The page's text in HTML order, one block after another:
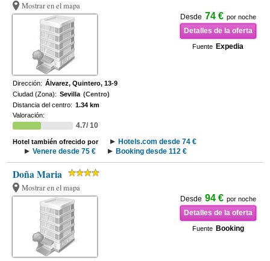
Mostrar en el mapa
Desde 74 € por noche
Detalles de la oferta
Fuente Expedia
Dirección: Álvarez, Quintero, 13-9
Ciudad (Zona): Sevilla (Centro)
Distancia del centro: 1.34 km
Valoración:
4.7/ 10
Hotel también ofrecido por
Hotels.com desde 74 €
Venere desde 75 €
Booking desde 112 €
Doña Maria
Mostrar en el mapa
Desde 94 € por noche
Detalles de la oferta
Fuente Booking